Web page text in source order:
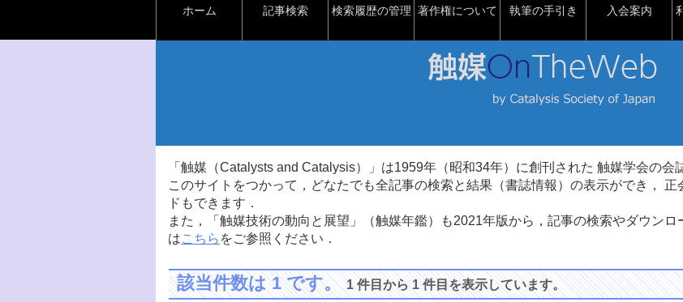
ホーム 記事検索 検索履歴の管理 著作権について 執筆の手引き 入会案内
「触媒（Catalysts and Catalysis）」は1959年（昭和34年）に創刊された 触媒学会の会
このサイトをつかって，どなたでも全記事の検索と結果（書誌情報）の表示ができ，
ドもできます．
また，「触媒技術の動向と展望」（触媒年鑑）も2021年版から，記事の検索やダウンロ
はこちら をご参照ください．
該当件数は 1 です。1 件目から 1 件目を表示しています。